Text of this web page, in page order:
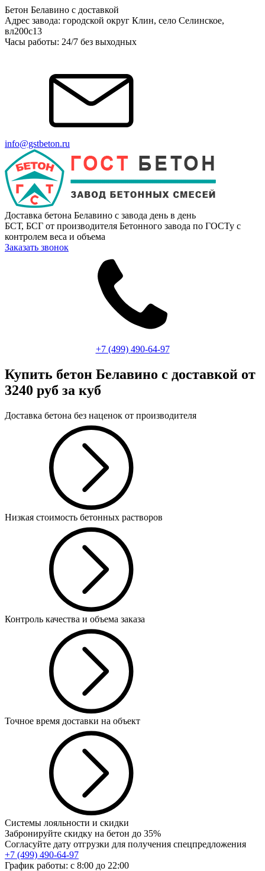
Бетон Белавино с доставкой
Адрес завода: городской округ Клин, село Селинское,
вл200с13
Часы работы: 24/7 без выходных
info@gstbeton.ru
Доставка бетона Белавино с завода день в день
БСТ, БСГ от производителя Бетонного завода по ГОСТу с
контролем веса и объема
Заказать звонок
+7 (499) 490-64-97
Купить бетон Белавино с доставкой от
3240 руб за куб
Доставка бетона без наценок от производителя
Низкая стоимость бетонных растворов
Контроль качества и объема заказа
Точное время доставки на объект
Системы лояльности и скидки
Забронируйте скидку на бетон до 35%
Согласуйте дату отгрузки для получения спецпредложения
+7 (499) 490-64-97
График работы: с 8:00 до 22:00